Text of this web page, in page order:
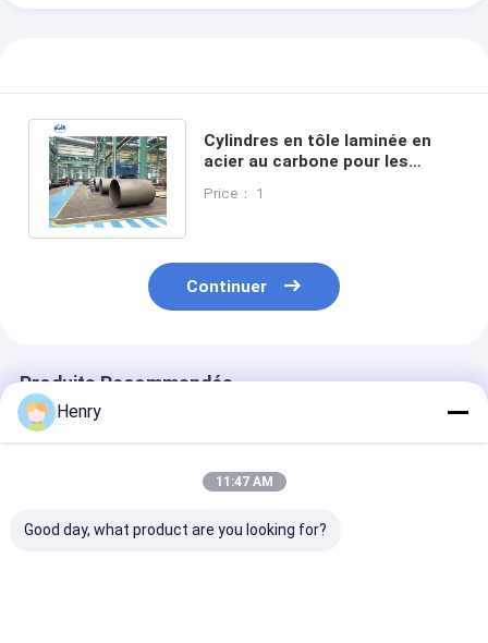
Cylindres en tôle laminée en
acier au carbone pour les
GLM
Price： 1
Continuer
Produits Recommandés
Henry
11:47 AM
Good day, what product are you looking for?